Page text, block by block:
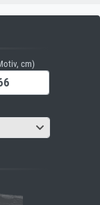
cm)